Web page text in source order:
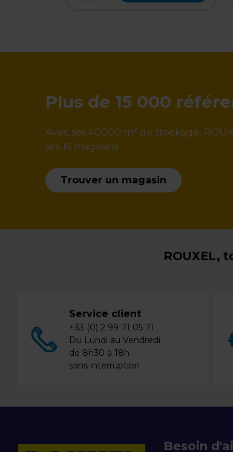
Plus de 15 000
Avec ses 40000 m2 de stockage,
ses 15 magasins.
Trouver un magasin
ROUXEL,
Service client
+33 (0) 2 99 71 05 71
Du Lundi au Vendredi
de 8h30 à 18h
sans interruption
Besoin